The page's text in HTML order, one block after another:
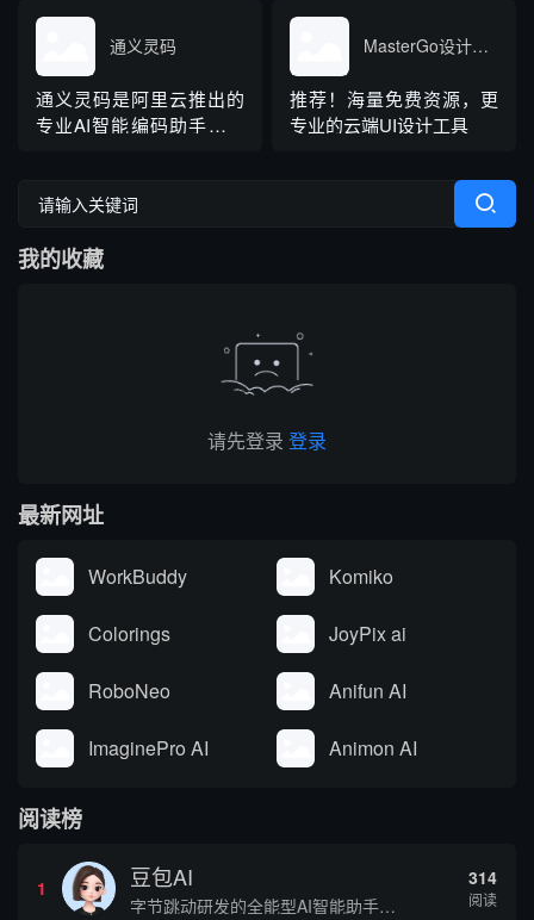
实现应用的快速开发和部
平台，不需要任何的编程
基础，用户只需一句话自
动生成小程序、APP、网
页应用。
通义灵码
通义灵码是阿里云推出的
专业AI智能编码助手，依
端到端协同编程。工具兼
编程语言，覆盖代码生
个人与企业用户，是国...
MasterGo设计神器
推荐！海量免费资源，更
专业的云端UI设计工具
我的收藏
请先登录 登录
最新网址
WorkBuddy Komiko
Colorings JoyPix ai
RoboNeo Anifun AI
ImaginePro AI Animon AI
阅读榜
1 豆包AI
字节跳动研发的全能型AI智能助手，提供智能对话、知识问答、内容创作、学习办公等一站式AI服务
314
阅读